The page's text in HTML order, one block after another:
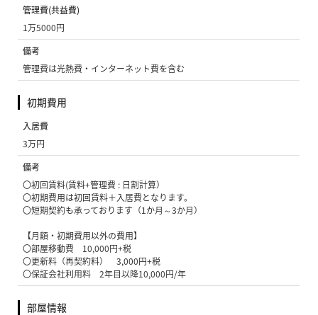
管理費(共益費)
1万5000円
備考
管理費は光熱費・インターネット費を含む
初期費用
入居費
3万円
備考
〇初回賃料(賃料+管理費 : 日割計算）
〇初期費用は初回賃料＋入居費となります。
〇短期契約も承っております（1か月～3か月）
【月額・初期費用以外の費用】
〇部屋移動費 10,000円+税
〇更新料（再契約料） 3,000円+税
〇保証会社利用料 2年目以降10,000円/年
部屋情報